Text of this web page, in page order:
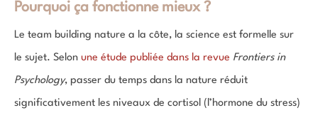
Pourquoi ça fonctionne mieux ?
Le team building nature a la côte, la science est formelle sur
le sujet. Selon une étude publiée dans la revue Frontiers in
Psychology, passer du temps dans la nature réduit
significativement les niveaux de cortisol (l’hormone du stress)